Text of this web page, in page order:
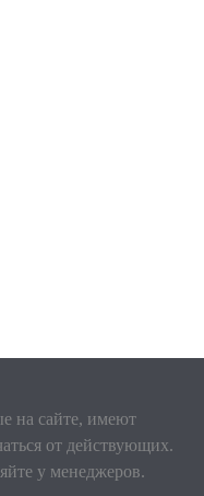
на сайте, имеют
от действующих.
у менеджеров.